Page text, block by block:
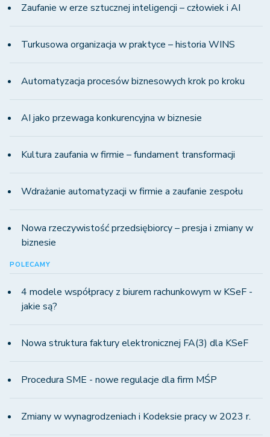
Zaufanie w erze sztucznej inteligencji – człowiek i AI
Turkusowa organizacja w praktyce – historia WINS
Automatyzacja procesów biznesowych krok po kroku
AI jako przewaga konkurencyjna w biznesie
Kultura zaufania w firmie – fundament transformacji
Wdrażanie automatyzacji w firmie a zaufanie zespołu
Nowa rzeczywistość przedsiębiorcy – presja i zmiany w
biznesie
POLECAMY
4 modele współpracy z biurem rachunkowym w KSeF -
jakie są?
Nowa struktura faktury elektronicznej FA(3) dla KSeF
Procedura SME - nowe regulacje dla firm MŚP
Zmiany w wynagrodzeniach i Kodeksie pracy w 2023 r.